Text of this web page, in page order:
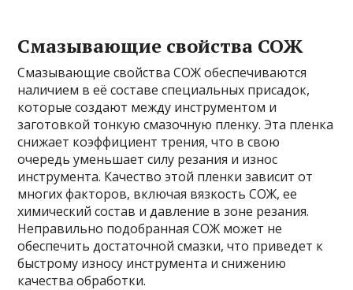
Смазывающие свойства СОЖ
Смазывающие свойства СОЖ обеспечиваются
наличием в её составе специальных присадок,
которые создают между инструментом и
заготовкой тонкую смазочную пленку. Эта пленка
снижает коэффициент трения, что в свою
очередь уменьшает силу резания и износ
инструмента. Качество этой пленки зависит от
многих факторов, включая вязкость СОЖ, ее
химический состав и давление в зоне резания.
Неправильно подобранная СОЖ может не
обеспечить достаточной смазки, что приведет к
быстрому износу инструмента и снижению
качества обработки.